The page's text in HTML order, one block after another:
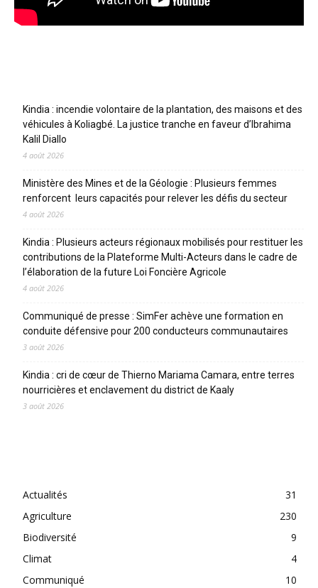
Kindia : incendie volontaire de la plantation, des maisons et des
véhicules à Koliagbé. La justice tranche en faveur d’Ibrahima
Kalil Diallo
4 août 2026
Ministère des Mines et de la Géologie : Plusieurs femmes
renforcent leurs capacités pour relever les défis du secteur
4 août 2026
Kindia : Plusieurs acteurs régionaux mobilisés pour restituer les
contributions de la Plateforme Multi-Acteurs dans le cadre de
l’élaboration de la future Loi Foncière Agricole
4 août 2026
Communiqué de presse : SimFer achève une formation en
conduite défensive pour 200 conducteurs communautaires
3 août 2026
Kindia : cri de cœur de Thierno Mariama Camara, entre terres
nourricières et enclavement du district de Kaaly
3 août 2026
Actualités
31
Agriculture
230
Biodiversité
9
Climat
4
Communiqué
10